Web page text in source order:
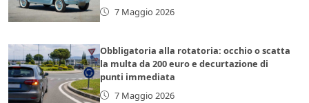
7 Maggio 2026
Obbligatoria alla rotatoria: occhio o scatta
la multa da 200 euro e decurtazione di
punti immediata
7 Maggio 2026